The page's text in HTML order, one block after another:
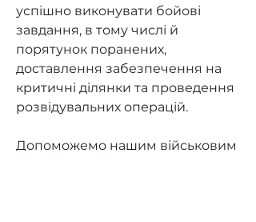
успішно виконувати бойові
завдання, в тому числі й
порятунок поранених,
доставлення забезпечення на
критичні ділянки та проведення
розвідувальних операцій.
Допоможемо нашим військовим